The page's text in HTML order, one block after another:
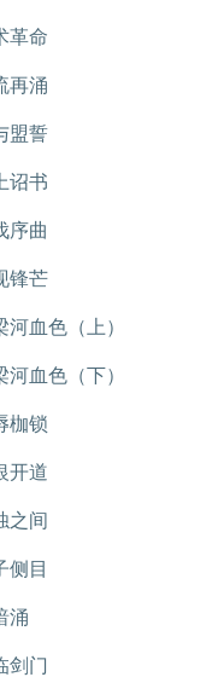
革命
再涌
盟誓
诏书
序曲
锋芒
血色（上）
血色（下）
枷锁
开道
之间
侧目
涌
剑门